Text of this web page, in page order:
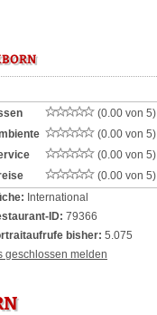
(0.00 von 5)
(0.00 von 5)
(0.00 von 5)
(0.00 von 5)
International
ID: 79366
bisher: 5.075
geschlossen melden